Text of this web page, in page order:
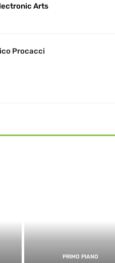
Arts
Procacci
PRIMO PIANO